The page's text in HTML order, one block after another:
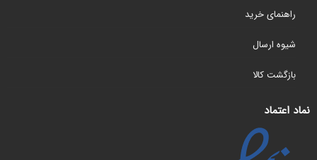
راهنمای خرید
شیوه ارسال
بازگشت کالا
نماد اعتماد